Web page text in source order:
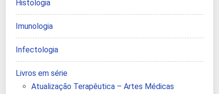
Histologia
Imunologia
Infectologia
Livros em série
Atualização Terapêutica – Artes Médicas